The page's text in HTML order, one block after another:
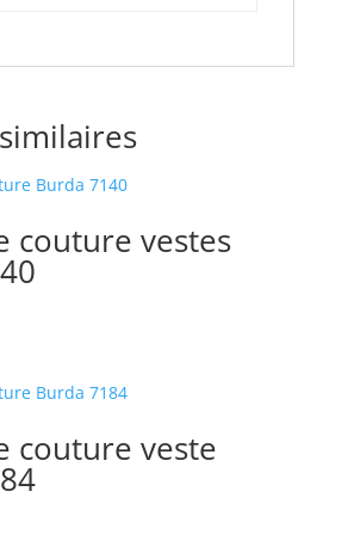
couture vestes
couture veste